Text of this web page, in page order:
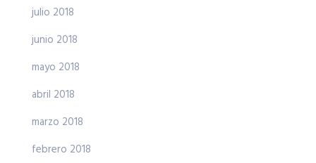
julio 2018
junio 2018
mayo 2018
abril 2018
marzo 2018
febrero 2018